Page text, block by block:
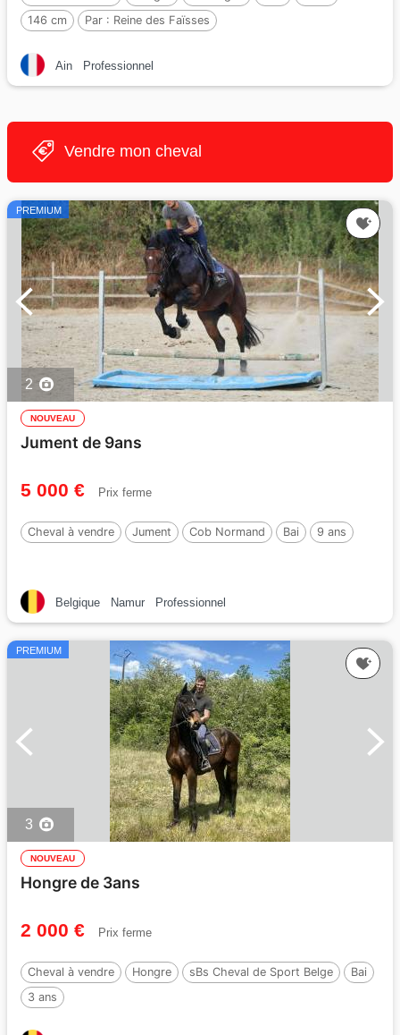
146 cm
Par : Reine des Faïsses
Ain Professionnel
Vendre mon cheval
PREMIUM
2
NOUVEAU
Jument de 9ans
5 000 € Prix ferme
Cheval à vendre Jument Cob Normand Bai 9 ans
Belgique Namur Professionnel
PREMIUM
3
NOUVEAU
Hongre de 3ans
2 000 € Prix ferme
Cheval à vendre Hongre sBs Cheval de Sport Belge
Bai
3 ans